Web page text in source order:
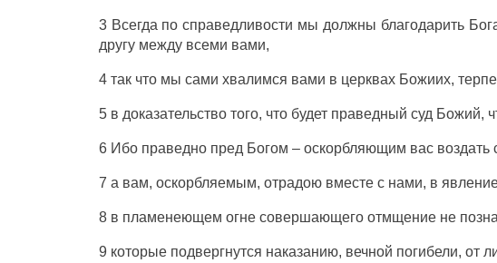
3 Всегда по справедливости мы должны благодарить
другумежду всеми вами,
4 так что мы сами хвалимся вами в церквах Божиих,
5 в доказательствотого, что будет праведный суд Божий,
6 Ибо праведно пред Богом – оскорбляющим вас воздать
7 а вам, оскорбляемым, отрадоювместе с нами, в
8 в пламенеющем огне совершающего отмщение не
9 которые подвергнутся наказанию, вечной погибели, от